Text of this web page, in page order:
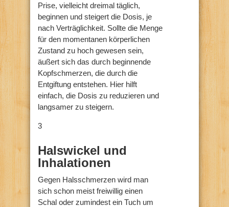
Prise, vielleicht dreimal täglich,
beginnen und steigert die Dosis, je
nach Verträglichkeit. Sollte die Menge
für den momentanen körperlichen
Zustand zu hoch gewesen sein,
äußert sich das durch beginnende
Kopfschmerzen, die durch die
Entgiftung entstehen. Hier hilft
einfach, die Dosis zu reduzieren und
langsamer zu steigern.
3
Halswickel und
Inhalationen
Gegen Halsschmerzen wird man
sich schon meist freiwillig einen
Schal oder zumindest ein Tuch um